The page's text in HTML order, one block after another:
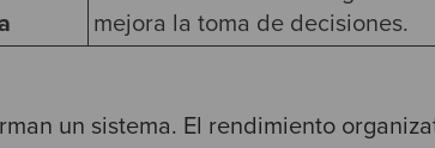
mejora la toma de decisiones.
un sistema. El rendimiento